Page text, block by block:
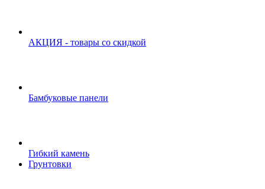
АКЦИЯ - товары со скидкой
Бамбуковые панели
Гибкий камень
Грунтовки